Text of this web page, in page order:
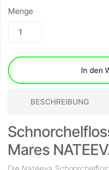
Menge
In den
BESCHREIBUNG
Mares